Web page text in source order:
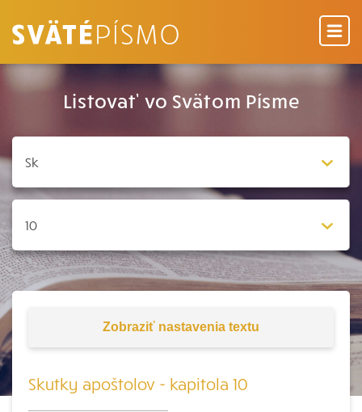
Listovať vo Svätom Písme
Zobraziť nastavenia textu
Skutky apoštolov - kapitola 10